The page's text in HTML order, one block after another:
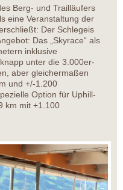
Berg- und Trailläufers
eine Veranstaltung der
Der Schlegeis
Das „Skyrace“ als
inklusive
unter die 3.000er-
aber gleichermaßen
und +/-1.200
Option für Uphill-
km mit +1.100